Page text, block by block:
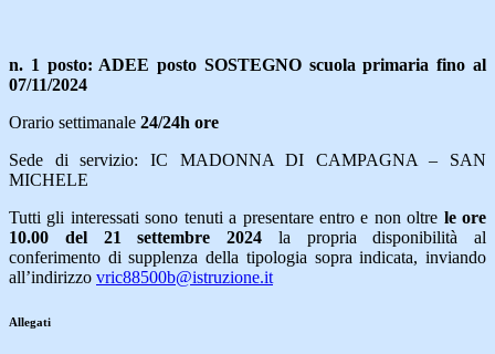
n. 1 posto: ADEE posto SOSTEGNO scuola primaria fino al
07/11/2024
Orario settimanale 24/24h ore
Sede di servizio: IC MADONNA DI CAMPAGNA – SAN
MICHELE
Tutti gli interessati sono tenuti a presentare entro e non oltre le ore
10.00 del 21 settembre 2024 la propria disponibilità al
conferimento di supplenza della tipologia sopra indicata, inviando
all’indirizzo vric88500b@istruzione.it
Allegati